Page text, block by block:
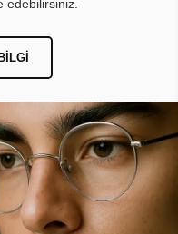
edebilirsiniz.